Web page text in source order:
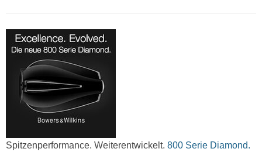
Spitzenperformance. Weiterentwickelt. 800 Serie Diamond.